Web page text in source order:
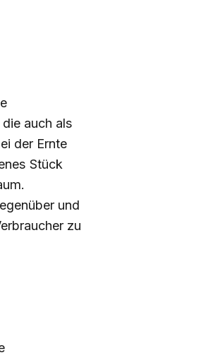
auch als
der Ernte
Stück
und
zu